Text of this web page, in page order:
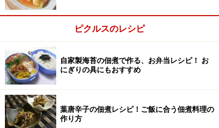
ゴーヤの保存食レシピの作り方・手順
ゴーヤを切る
縦半分に切ったゴーヤの種とワタをスプーンできれいに
取り除いたら、2～3mm幅の薄切りにします。生姜は皮
をむいて、みじん切りにします。
ボウルに切ったゴーヤに塩小さじ1/3を加えて、もみこ
ピクルスのレシピ
自家製海苔の佃煮で作る、お弁当レシピ！ お
にぎりの具にもおすすめ
葉唐辛子の佃煮レシピ！ご飯に合う佃煮料理の
作り方